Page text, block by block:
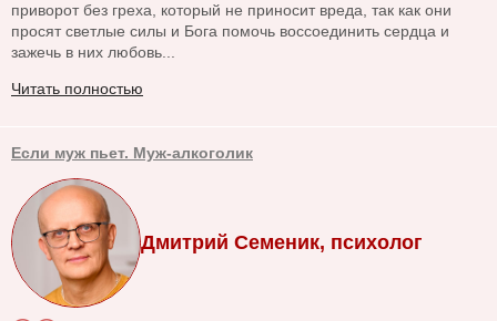
приворот без греха, который не приносит вреда, так как они
просят светлые силы и Бога помочь воссоединить сердца и
зажечь в них любовь...
Читать полностью
Если муж пьет. Муж-алкоголик
Дмитрий Семеник, психолог